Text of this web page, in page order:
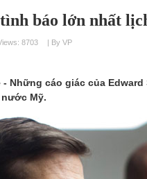
báo lớn nhất
8703 | By VP
- Những cáo giác của
Mỹ.